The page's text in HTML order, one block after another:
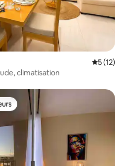
5 (12)
climatisation
les plus appréciés